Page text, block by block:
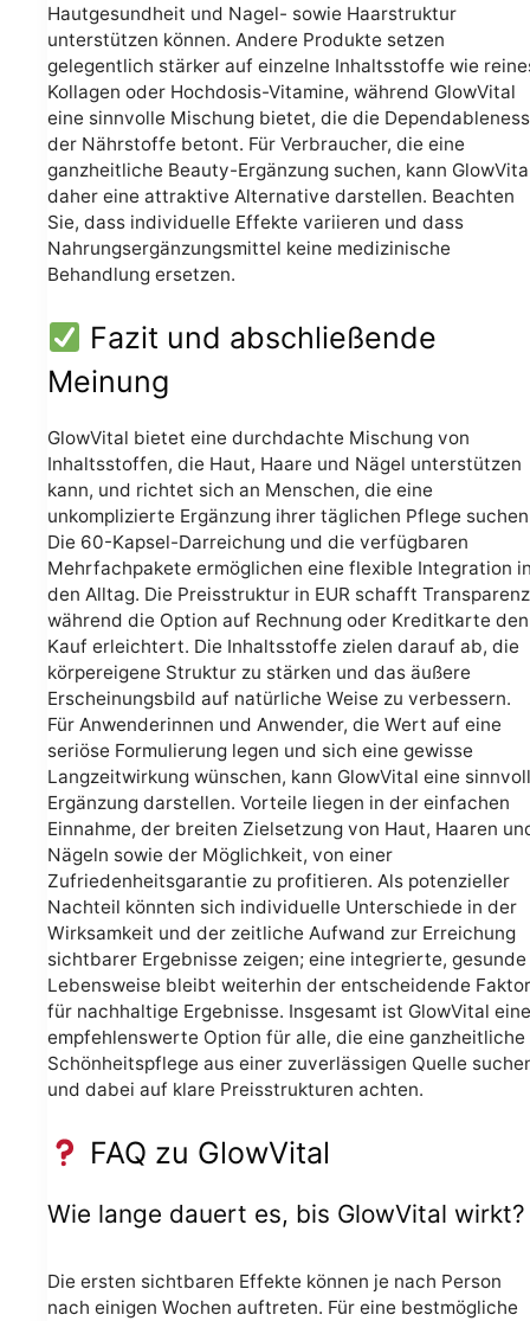
Hautgesundheit und Nagel- sowie Haarstruktur
unterstützen können. Andere Produkte setzen
gelegentlich stärker auf einzelne Inhaltsstoffe wie
Kollagen oder Hochdosis-Vitamine, während GlowVital
eine sinnvolle Mischung bietet, die die Dependableness
der Nährstoffe betont. Für Verbraucher, die eine
ganzheitliche Beauty-Ergänzung suchen, kann
daher eine attraktive Alternative darstellen. Beachten
Sie, dass individuelle Effekte variieren und dass
Nahrungsergänzungsmittel keine medizinische
Behandlung ersetzen.
Fazit und abschließende
Meinung
GlowVital bietet eine durchdachte Mischung von
Inhaltsstoffen, die Haut, Haare und Nägel unterstützen
kann, und richtet sich an Menschen, die eine
unkomplizierte Ergänzung ihrer täglichen Pflege
Die 60-Kapsel-Darreichung und die verfügbaren
Mehrfachpakete ermöglichen eine flexible Integration
den Alltag. Die Preisstruktur in EUR schafft
während die Option auf Rechnung oder Kreditkarte den
Kauf erleichtert. Die Inhaltsstoffe zielen darauf ab, die
körpereigene Struktur zu stärken und das äußere
Erscheinungsbild auf natürliche Weise zu verbessern.
Für Anwenderinnen und Anwender, die Wert auf eine
seriöse Formulierung legen und sich eine gewisse
Langzeitwirkung wünschen, kann GlowVital eine
Ergänzung darstellen. Vorteile liegen in der einfachen
Einnahme, der breiten Zielsetzung von Haut, Haaren
Nägeln sowie der Möglichkeit, von einer
Zufriedenheitsgarantie zu profitieren. Als potenzieller
Nachteil könnten sich individuelle Unterschiede in der
Wirksamkeit und der zeitliche Aufwand zur Erreichung
sichtbarer Ergebnisse zeigen; eine integrierte, gesunde
Lebensweise bleibt weiterhin der entscheidende Faktor
für nachhaltige Ergebnisse. Insgesamt ist GlowVital eine
empfehlenswerte Option für alle, die eine ganzheitliche
Schönheitspflege aus einer zuverlässigen Quelle
und dabei auf klare Preisstrukturen achten.
FAQ zu GlowVital
Wie lange dauert es, bis GlowVital wirkt?
Die ersten sichtbaren Effekte können je nach Person
nach einigen Wochen auftreten. Für eine bestmögliche